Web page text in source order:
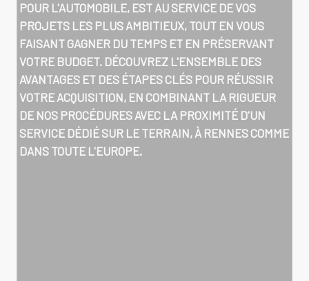
POUR L'AUTOMOBILE, EST AU SERVICE DE VOS
PROJETS LES PLUS AMBITIEUX, TOUT EN VOUS
FAISANT GAGNER DU TEMPS ET EN PRÉSERVANT
VOTRE BUDGET. DÉCOUVREZ L'ENSEMBLE DES
AVANTAGES ET DES ÉTAPES CLÉS POUR RÉUSSIR
VOTRE ACQUISITION, EN COMBINANT LA RIGUEUR
DE NOS PROCÉDURES AVEC LA PROXIMITÉ D'UN
SERVICE DÉDIÉ SUR LE TERRAIN, À RENNES COMME
DANS TOUTE L'EUROPE.